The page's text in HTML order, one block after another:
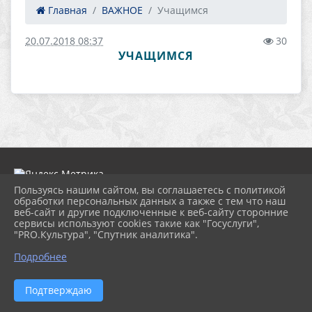
Главная ВАЖНОЕ Учащимся
20.07.2018 08:37 30
УЧАЩИМСЯ
2026 г. nordcdt.ru
Вход
Карта сайта
Политика обработки персональных данных
Сделано на KubCMS
Разработка и поддержка
Пользуясь нашим сайтом, вы соглашаетесь с политикой
обработки персональных данных а также с тем что наш
веб-сайт и другие подключенные к веб-сайту сторонние
сервисы используют cookies такие как "Госуслуги",
"PRO.Культура", "Спутник аналитика".
Подробнее
Подтверждаю